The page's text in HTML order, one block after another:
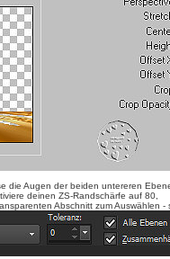
die Augen der beiden untereren
deinen ZS-Randschärfe auf 80,
Abschnitt zum Auswählen -